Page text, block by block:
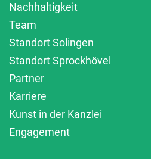
Nachhaltigkeit
Team
Standort Solingen
Standort Sprockhövel
Partner
Karriere
Kunst in der Kanzlei
Engagement